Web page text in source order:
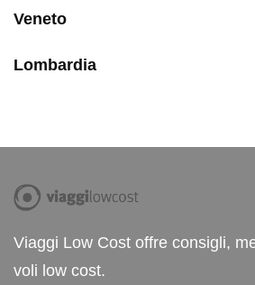
Veneto
Lombardia
Viaggi Low Cost offre consigli,
voli low cost.